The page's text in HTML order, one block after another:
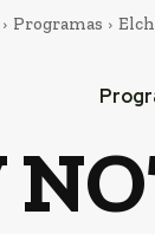
Programas